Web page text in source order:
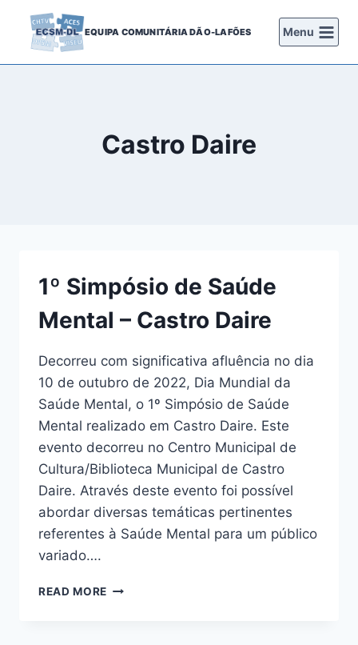
content
EQUIPA COMUNITÁRIA DÃO-LAFÕES Menu
Castro Daire
1º Simpósio de Saúde
Mental – Castro Daire
Decorreu com significativa afluência no dia
10 de outubro de 2022, Dia Mundial da
Saúde Mental, o 1º Simpósio de Saúde
Mental realizado em Castro Daire. Este
evento decorreu no Centro Municipal de
Cultura/Biblioteca Municipal de Castro
Daire. Através deste evento foi possível
abordar diversas temáticas pertinentes
referentes à Saúde Mental para um público
variado….
READ MORE